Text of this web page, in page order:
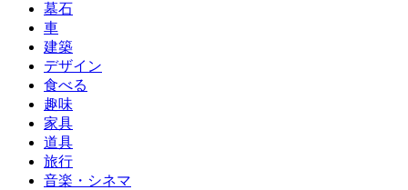
墓石
車
建築
デザイン
食べる
趣味
家具
道具
旅行
音楽・シネマ